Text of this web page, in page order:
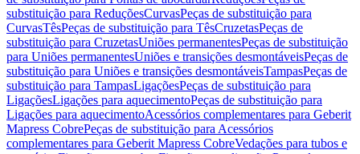
substituição para ReduçõesCurvasPeças de substituição para
CurvasTêsPeças de substituição para TêsCruzetasPeças de
substituição para CruzetasUniões permanentesPeças de substituição
para Uniões permanentesUniões e transições desmontáveisPeças de
substituição para Uniões e transições desmontáveisTampasPeças de
substituição para TampasLigaçõesPeças de substituição para
LigaçõesLigações para aquecimentoPeças de substituição para
Ligações para aquecimentoAcessórios complementares para Geberit
Mapress CobrePeças de substituição para Acessórios
complementares para Geberit Mapress CobreVedações para tubos e